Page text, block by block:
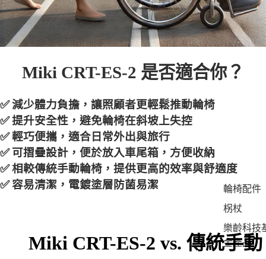
輪椅配件
柺杖
樂齡科技
金產品
Miki CRT-ES-2 是否適合你？
✅減少體力負擔 ，讓照顧者更輕鬆推動輪椅
✅提升安全性 ，避免輪椅在斜坡上失控
✅輕巧便攜 ，適合日常外出與旅行
✅ 可摺疊設計 ，便於放入車尾箱，方便收納
✅相較傳統手動輪椅，提供更高的效率與舒適度
✅容易清潔 ，電鍍塗層防菌易潔
Miki CRT-ES-2 vs. 傳統手動